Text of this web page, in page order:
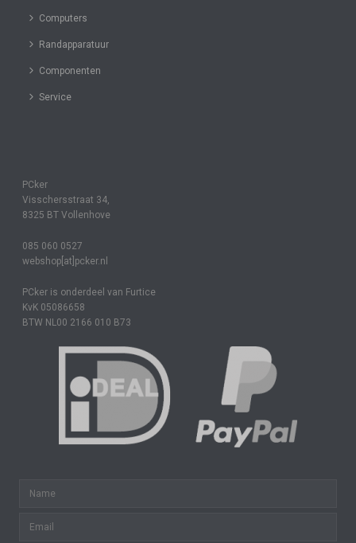
Computers
Randapparatuur
Componenten
Service
PCker
Visschersstraat 34,
8325 BT Vollenhove
085 060 0527
webshop[at]pcker.nl
PCker is onderdeel van Furtice
KvK 05086658
BTW NL00 2166 010 B73